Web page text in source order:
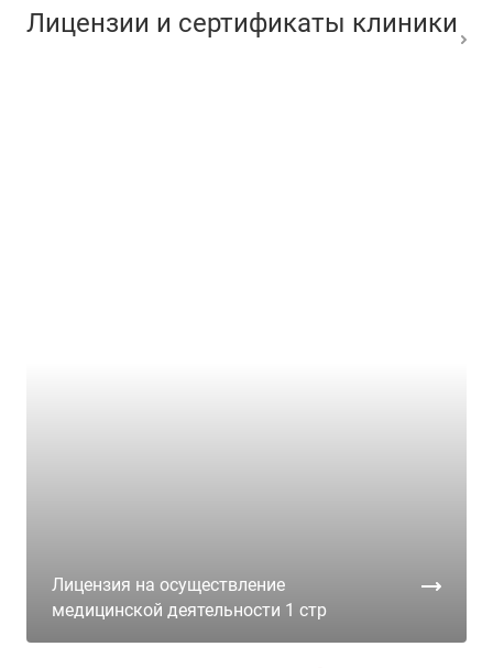
Лицензии и сертификаты клиники
Лицензия на осуществление
медицинской деятельности 1 стр